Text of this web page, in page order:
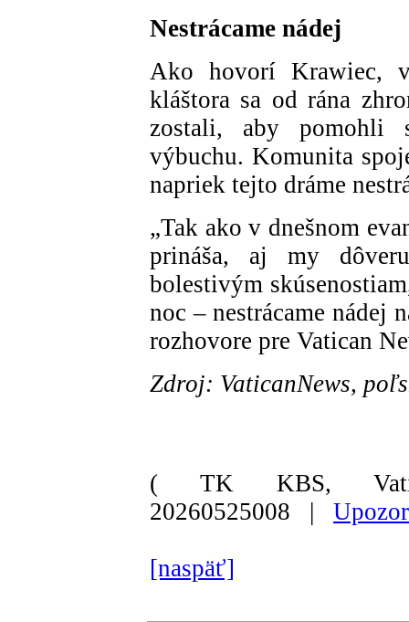
Nestrácame nádej
Ako hovorí Krawiec,
kláštora sa od rána
zostali, aby pomohli
výbuchu. Komunita
napriek tejto dráme
„Tak ako v dnešnom
prináša, aj my
bolestivým
noc – nestrácame nádej
rozhovore pre Vatican
Zdroj: VaticanNews,
( TK KBS,
20260525008 |
[naspäť]